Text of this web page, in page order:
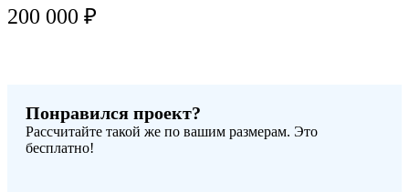
200 000 ₽
Понравился проект?
Рассчитайте такой же по вашим размерам. Это
бесплатно!